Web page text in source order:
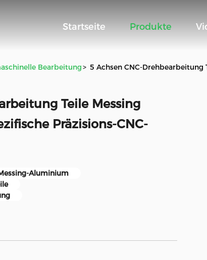
Startseite Produkte
Bearbeitung> 5 Achsen CNC-
Teile Messing
Präzisions-CNC-
Aluminium